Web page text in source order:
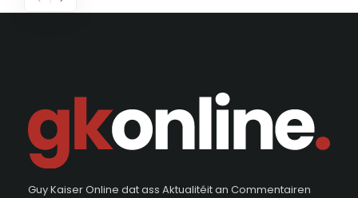
Guy Kaiser Online dat ass Aktualitéit an Commentairen